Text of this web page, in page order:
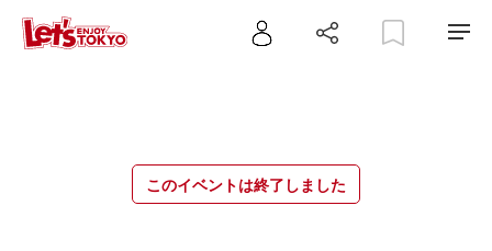
このイベントは終了しました